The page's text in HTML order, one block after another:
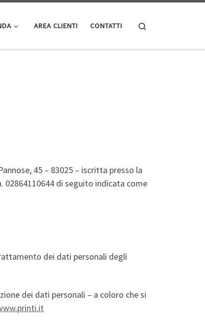
AREA CLIENTI CONTATTI
45 – 83025 – iscritta presso la
02864110644 di seguito indicata come
dei dati personali degli
dei dati personali – a coloro che si